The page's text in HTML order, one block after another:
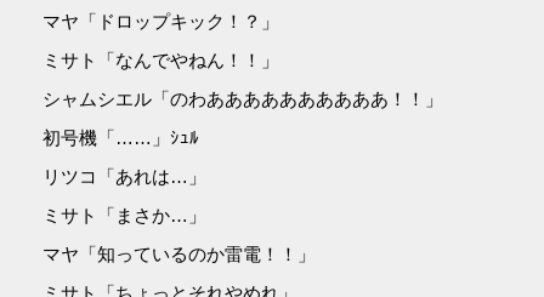
マヤ「ドロップキック！？」
ミサト「なんでやねん！！」
シャムシエル「のわああああああああああ！！」
初号機「……」ｼｭﾙ
リツコ「あれは…」
ミサト「まさか…」
マヤ「知っているのか雷電！！」
ミサト「ちょっとそれやめれ」